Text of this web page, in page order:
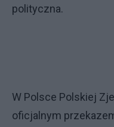
polityczna.
W Polsce Polskiej
oficjalnym